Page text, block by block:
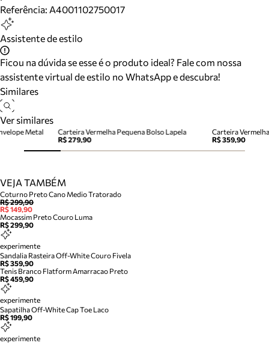
Referência: A4001102750017
Assistente de estilo
Ficou na dúvida se esse é o produto ideal? Fale com nossa
assistente virtual de estilo no WhatsApp e descubra!
Similares
Ver similares
Carteira Vermelha Pequena Bolso Lapela
R$ 279,90
Carteira
R$ 359,90
Metal
VEJA TAMBÉM
Coturno Preto Cano Medio Tratorado
R$ 299,90
R$ 149,90
Mocassim Preto Couro Luma
R$ 299,90
experimente
Sandalia Rasteira Off-White Couro Fivela
R$ 359,90
Tenis Branco Flatform Amarracao Preto
R$ 459,90
experimente
Sapatilha Off-White Cap Toe Laco
R$ 199,90
experimente